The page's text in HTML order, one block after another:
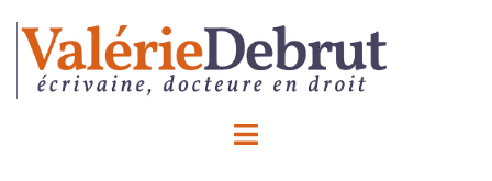
contenu
Ouvrir/fermer